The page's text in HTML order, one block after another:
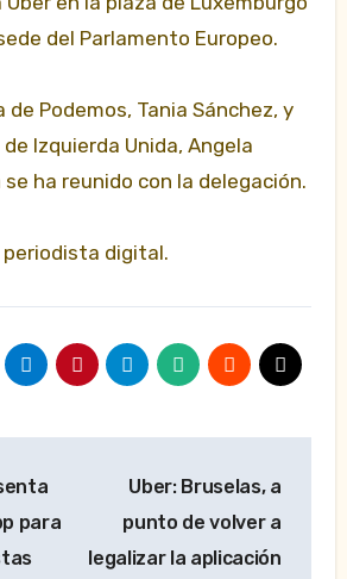
del Parlamento Europeo.
Podemos, Tania Sánchez, y
Izquierda Unida, Angela
ha reunido con la delegación.
periodista digital.
para
Uber: Bruselas, a
punto de volver a
legalizar la aplicación